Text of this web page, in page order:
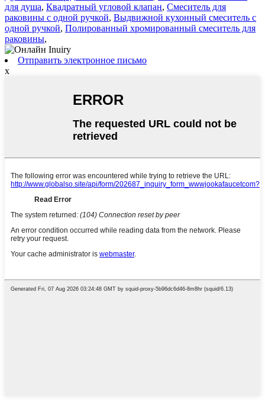
для душа, Квадратный угловой клапан, Смеситель для
раковины с одной ручкой, Выдвижной кухонный смеситель с
одной ручкой, Полированный хромированный смеситель для
раковины,
Отправить электронное письмо
x